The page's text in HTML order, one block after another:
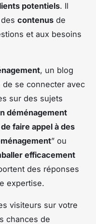
potentiels. Il
contenus de
et aux besoins
, un blog
se connecter avec
sur des sujets
déménagement
faire appel à des
” ou
efficacement
des réponses
expertise.
visiteurs sur votre
chances de